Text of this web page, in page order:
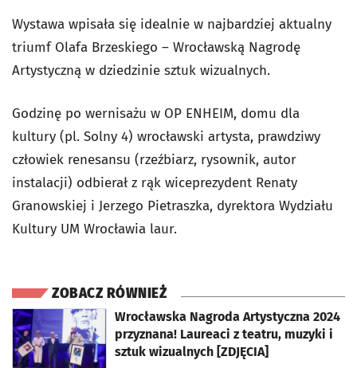
Wystawa wpisała się idealnie w najbardziej aktualny
triumf Olafa Brzeskiego – Wrocławską Nagrodę
Artystyczną w dziedzinie sztuk wizualnych.
Godzinę po wernisażu w OP ENHEIM, domu dla
kultury (pl. Solny 4) wrocławski artysta, prawdziwy
człowiek renesansu (rzeźbiarz, rysownik, autor
instalacji) odbierał z rąk wiceprezydent Renaty
Granowskiej i Jerzego Pietraszka, dyrektora Wydziału
Kultury UM Wrocławia laur.
ZOBACZ RÓWNIEŻ
Wrocławska Nagroda Artystyczna 2024
przyznana! Laureaci z teatru, muzyki i
sztuk wizualnych [ZDJĘCIA]
otworzy się w nowej karcie